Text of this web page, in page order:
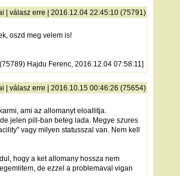
válasz erre | 2016.12.04 22:45:10 (75791)
oszd meg velem is!
Hajdu Ferenc, 2016.12.04 07:58:11]
válasz erre | 2016.10.15 00:46:26 (75654)
ami az allomanyt eloallitja.
jelen pill-ban beteg lada. Megye szures
vagy milyen statusszal van. Nem kell
hogy a ket allomany hossza nem
de ezzel a problemaval vigan